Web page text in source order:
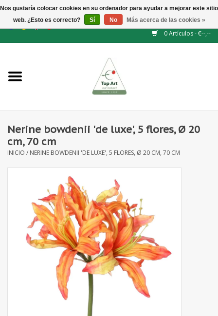
GBP/CHF /BGN/
0 Artículos - €--,--
NUEVO
Flores artificiales
Rama de hojas / bayas
Fruta artificial
Coronas de flores
Nerine bowdenii 'de luxe', 5 flores, Ø 20
cm, 70 cm
INICIO / NERINE BOWDENII 'DE LUXE', 5 FLORES, Ø 20 CM, 70 CM
Nos gustaría colocar cookies en su ordenador para ayudar a mejorar este sitio
web. ¿Esto es correcto?
Sí No Más acerca de las cookies »